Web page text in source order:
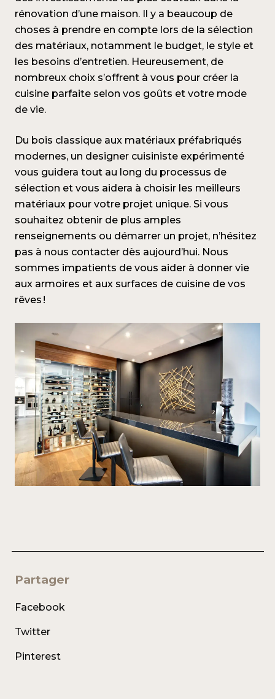
rénovation d’une maison. Il y a beaucoup de
choses à prendre en compte lors de la sélection
des matériaux, notamment le budget, le style et
les besoins d’entretien. Heureusement, de
nombreux choix s’offrent à vous pour créer la
cuisine parfaite selon vos goûts et votre mode
de vie.
Du bois classique aux matériaux préfabriqués
modernes, un designer cuisiniste expérimenté
vous guidera tout au long du processus de
sélection et vous aidera à choisir les meilleurs
matériaux pour votre projet unique. Si vous
souhaitez obtenir de plus amples
renseignements ou démarrer un projet, n’hésitez
pas à nous contacter dès aujourd’hui. Nous
sommes impatients de vous aider à donner vie
aux armoires et aux surfaces de cuisine de vos
rêves !
Partager
Facebook
Twitter
Pinterest